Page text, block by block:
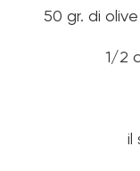
50 gr. di
1/2
il